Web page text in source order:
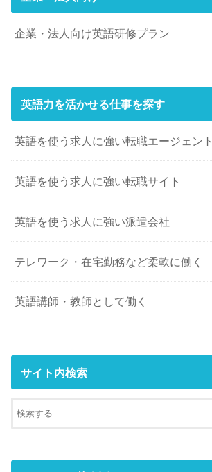
企業・法人向け英語研修プラン
英語力を活かせる仕事を探す
英語を使う求人に強い転職エージェント
英語を使う求人に強い転職サイト
英語を使う求人に強い派遣会社
テレワーク・在宅勤務など柔軟に働く
英語講師・教師として働く
サイト内検索